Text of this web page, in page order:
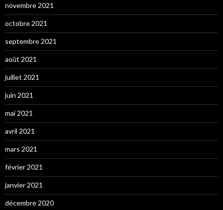
novembre 2021
octobre 2021
septembre 2021
août 2021
juillet 2021
juin 2021
mai 2021
avril 2021
mars 2021
février 2021
janvier 2021
décembre 2020